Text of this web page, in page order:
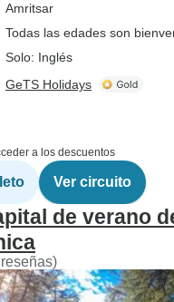
Amritsar
Todas las edades son
Solo: Inglés
GeTS Holidays
a los descuentos
Ver circuito
de verano